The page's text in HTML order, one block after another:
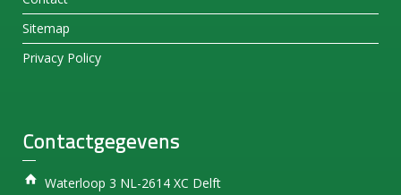
Sitemap
Privacy Policy
Contactgegevens
Waterloop 3 NL-2614 XC Delft